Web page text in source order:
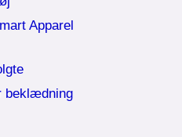
Apparel
beklædning